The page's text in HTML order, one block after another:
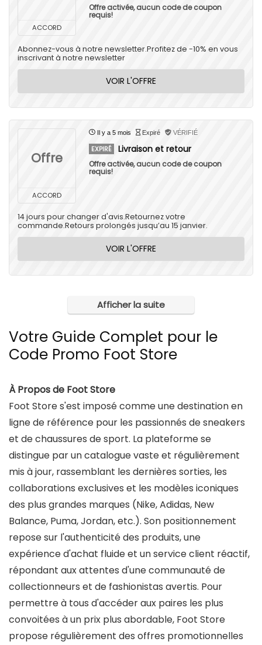
ACCORD
Offre activée, aucun code de coupon
requis!
Abonnez-vous à notre newsletter.Profitez de -10% en vous
inscrivant à notre newsletter
VOIR L'OFFRE
Offre
ACCORD
Il y a 5 mois Expiré VÉRIFIÉ
EXPIRÉ Livraison et retour
Offre activée, aucun code de coupon
requis!
14 jours pour changer d'avis.Retournez votre
commande.Retours prolongés jusqu’au 15 janvier.
VOIR L'OFFRE
Afficher la suite
Votre Guide Complet pour le
Code Promo Foot Store
À Propos de Foot Store
Foot Store s'est imposé comme une destination en
ligne de référence pour les passionnés de sneakers
et de chaussures de sport. La plateforme se
distingue par un catalogue vaste et régulièrement
mis à jour, rassemblant les dernières sorties, les
collaborations exclusives et les modèles iconiques
des plus grandes marques (Nike, Adidas, New
Balance, Puma, Jordan, etc.). Son positionnement
repose sur l'authenticité des produits, une
expérience d'achat fluide et un service client réactif,
répondant aux attentes d'une communauté de
collectionneurs et de fashionistas avertis. Pour
permettre à tous d'accéder aux paires les plus
convoitées à un prix plus abordable, Foot Store
propose régulièrement des offres promotionnelles